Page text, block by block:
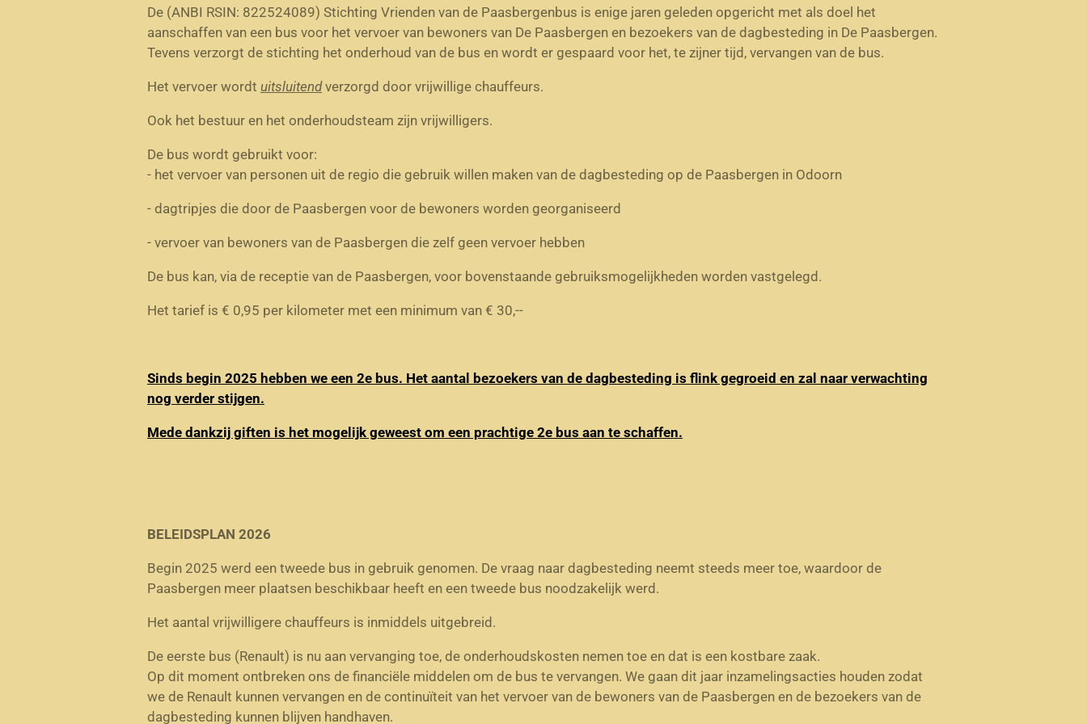
De (ANBI RSIN: 822524089) Stichting Vrienden van de Paasbergenbus is enige jaren geleden opgericht met als doel het
aanschaffen van een bus voor het vervoer van bewoners van De Paasbergen en bezoekers van de dagbesteding in De Paasbergen.
Tevens verzorgt de stichting het onderhoud van de bus en wordt er gespaard voor het, te zijner tijd, vervangen van de bus.
Het vervoer wordt uitsluitendverzorgd door vrijwillige chauffeurs.
Ook het bestuur en het onderhoudsteam zijn vrijwilligers.
De bus wordt gebruikt voor:
- het vervoer van personen uit de regio die gebruik willen maken van de dagbesteding op de Paasbergen in Odoorn
- dagtripjes die door de Paasbergen voor de bewoners worden georganiseerd
- vervoer van bewoners van de Paasbergen die zelf geen vervoer hebben
De bus kan, via de receptie van de Paasbergen, voor bovenstaande gebruiksmogelijkheden worden vastgelegd.
Het tarief is € 0,95 per kilometer met een minimum van € 30,--
Sinds begin 2025 hebben we een 2e bus. Het aantal bezoekers van de dagbesteding is flink gegroeid en zal naar verwachting
nog verder stijgen.
Mede dankzij giften is het mogelijk geweest om een prachtige 2e bus aan te schaffen.
BELEIDSPLAN 2026
Begin 2025 werd een tweede bus in gebruik genomen. De vraag naar dagbesteding neemt steeds meer toe, waardoor de
Paasbergen meer plaatsen beschikbaar heeft en een tweede bus noodzakelijk werd.
Het aantal vrijwilligere chauffeurs is inmiddels uitgebreid.
De eerste bus (Renault) is nu aan vervanging toe, de onderhoudskosten nemen toe en dat is een kostbare zaak.
Op dit moment ontbreken ons de financiële middelen om de bus te vervangen. We gaan dit jaar inzamelingsacties houden zodat
we de Renault kunnen vervangen en de continuïteit van het vervoer van de bewoners van de Paasbergen en de bezoekers van de
dagbesteding kunnen blijven handhaven.